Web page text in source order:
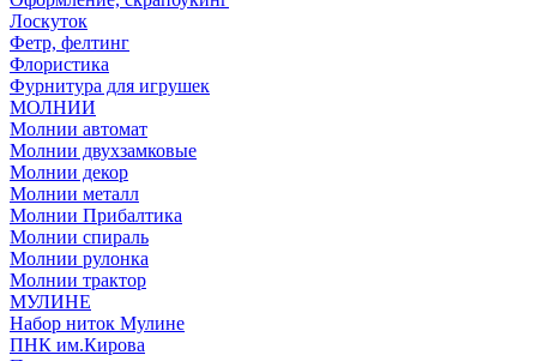
Лоскуток
Фетр, фелтинг
Флористика
Фурнитура для игрушек
МОЛНИИ
Молнии автомат
Молнии двухзамковые
Молнии декор
Молнии металл
Молнии Прибалтика
Молнии спираль
Молнии рулонка
Молнии трактор
МУЛИНЕ
Набор ниток Мулине
ПНК им.Кирова